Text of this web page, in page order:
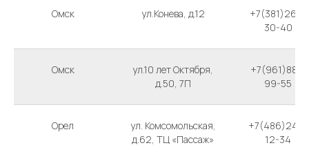
Омск ул.Конева, д.12
+7(381)266-
30-40
Омск
ул.10 лет Октября,
д.50, 7П
+7(961)881-
99-55
Орел
ул. Комсомольская,
д.62, ТЦ «Пассаж»
+7(486)244-
12-34